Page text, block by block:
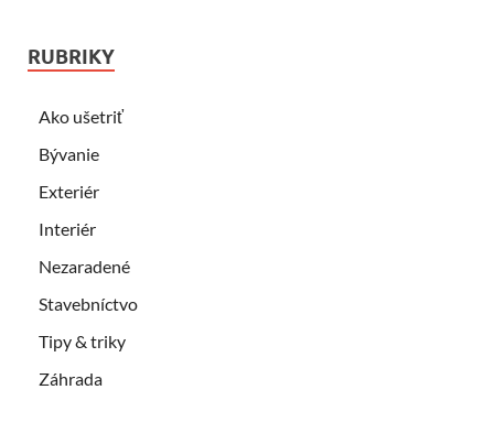
RUBRIKY
Ako ušetriť
Bývanie
Exteriér
Interiér
Nezaradené
Stavebníctvo
Tipy & triky
Záhrada